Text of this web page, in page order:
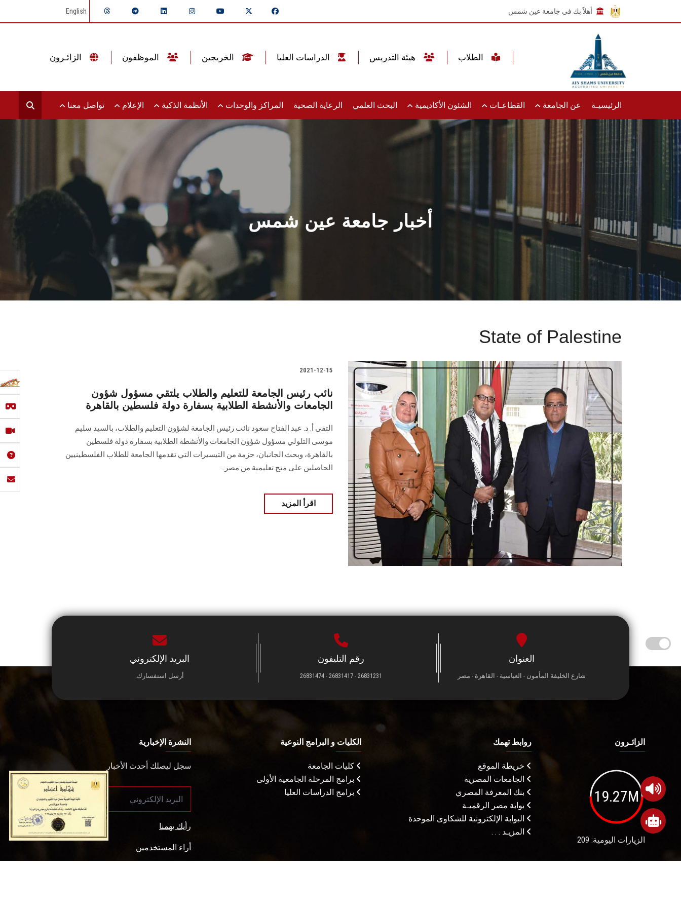
أهلاً بك في جامعة عين شمس English
الرئيسيـة عن الجامعة القطاعـات الشئون الأكاديمية البحث العلمي الرعاية الصحية المراكز والوحدات الأنظمة الذكية الإعلام تواصل معنا
أخبار جامعة عين شمس
State of Palestine
2021-12-15
نائب رئيس الجامعة للتعليم والطلاب يلتقي مسؤول شؤون
الجامعات والأنشطة الطلابية بسفارة دولة فلسطين بالقاهرة
التقى أ. د. عبد الفتاح سعود نائب رئيس الجامعة لشؤون التعليم والطلاب، بالسيد سليم
موسى التلولي مسؤول شؤون الجامعات والأنشطة الطلابية بسفارة دولة فلسطين
بالقاهرة، وبحث الجانبان، حزمة من التيسيرات التي تقدمها الجامعة للطلاب الفلسطينيين
الحاصلين على منح تعليمية من مصر..
اقرأ المزيد
العنوان
شارع الخليفة المأمون - العباسية - القاهرة - مصر
رقم التليفون
26831231 - 26831417 - 26831474
البريد الإلكتروني
أرسل استفسارك.
الزائـرون
19.27M
الزيارات اليومية: 209
روابط تهمك
خريطة الموقع
الجامعات المصرية
بنك المعرفة المصري
بوابة مصر الرقميـة
البوابة الإلكترونية للشكاوى الموحدة
المزيـد . . .
الكليات و البرامج النوعية
كليات الجامعة
برامج المرحلة الجامعية الأولى
برامج الدراسات العليا
النشرة الإخبارية
سجل ليصلك أحدث الأخبار
رأيك يهمنا
أراء المستخدمين